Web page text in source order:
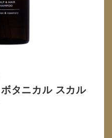
ボタニカル スカル